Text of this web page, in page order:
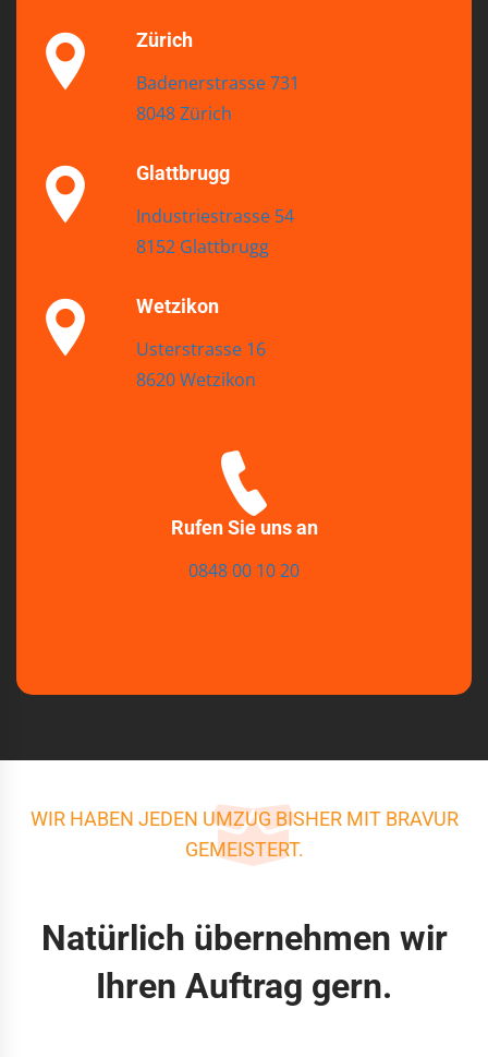
Zürich
Badenerstrasse 731
8048 Zürich
Glattbrugg
Industriestrasse 54
8152 Glattbrugg
Wetzikon
Usterstrasse 16
8620 Wetzikon
Rufen Sie uns an
0848 00 10 20
WIR HABEN JEDEN UMZUG BISHER MIT BRAVUR
GEMEISTERT.
Natürlich übernehmen wir
Ihren Auftrag gern.